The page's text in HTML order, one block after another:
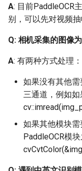
Q：文本识别训
GRU如何选择？
Q：对于CRNN
backbone采用
和ResNet_vd，
结构更好？
Q: 如何根据不同
台选用不同的
A: 目前PaddleOCR
别，可以先对视频抽
Q: 相机采集的图像
A: 有两种方式处理：
如果没有其他
三通道，例如
如果其他模块
PaddleOCR模